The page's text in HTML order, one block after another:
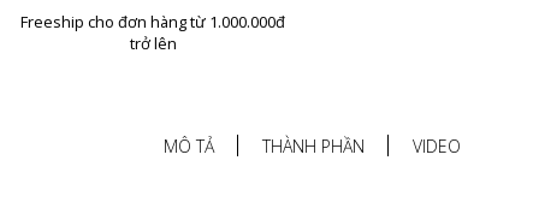
Freeship cho đơn hàng từ 1.000.000đ
trở lên
MÔ TẢ THÀNH PHẦN VIDEO